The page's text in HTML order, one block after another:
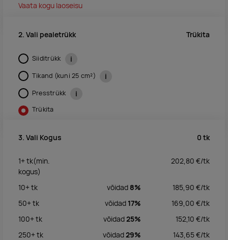
Vaata kogu laoseisu
2. Vali pealetrükk Trükita
Siiditrükk i
Tikand (kuni 25 cm²) i
Presstrükk i
Trükita
3. Vali Kogus 0 tk
1+tk(min.
kogus)
202,80 €/tk
10+tk võidad 8% 185,90 €/tk
50+tk võidad 17% 169,00 €/tk
100+tk võidad25% 152,10 €/tk
250+tk võidad29% 143,65€/tk